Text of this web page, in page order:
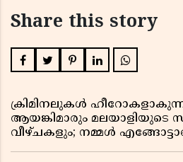
Share this story
ക്രിമിനലുകൾ
ആയങ്കിമാരും മലയാളിയുടെ
വീഴ്ചകളും; നമ്മൾ